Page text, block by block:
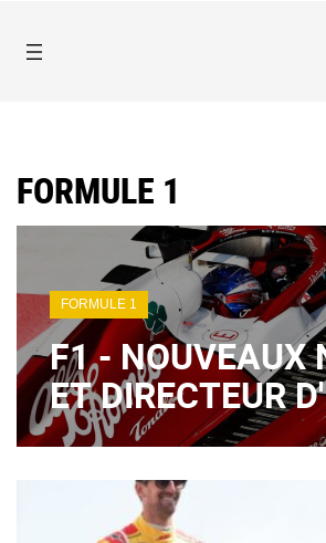
FORMULE 1
FORMULE 1
F1 - NOUVEAUX
ET DIRECTEUR
POUR ALFA